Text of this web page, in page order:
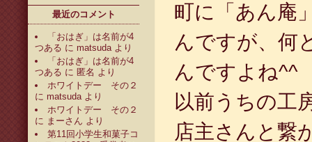
最近のコメント
「おはぎ」は名前が4
つある に matsudaより
「おはぎ」は名前が4
つある に 匿名 より
ホワイトデー その２
に matsudaより
ホワイトデー その２
に まーさん より
第11回小学生和菓子コ
町に「あん庵
んですが、何
んですよね^^
以前うちの工
店主さんと繋